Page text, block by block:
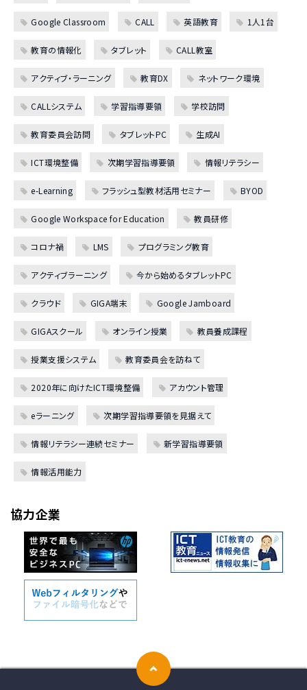
Google Classroom CALL 英語教育 1人1台
教育の情報化 タブレット CALL教室
アクティブ・ラーニング 教育DX ネットワーク環境
CALLシステム 学習指導要領 学校訪問
教育委員会訪問 タブレットPC 生成AI
ICT環境整備 次期学習指導要領 情報リテラシー
e-Learning フラッシュ型教材活用セミナー BYOD
Google Workspace for Education 教員研修
コロナ禍 LMS プログラミング教育
アクティブラーニング 今から始めるタブレットPC
クラウド GIGA端末 Google Jamboard
GIGAスクール オンライン授業 教員養成課程
授業支援システム 教育委員会を訪ねて
2020年に向けたICT環境整備 アカウント管理
eラーニング 次期学習指導要領を見据えて
情報リテラシー連続セミナー 新学習指導要領
情報活用能力
協力企業